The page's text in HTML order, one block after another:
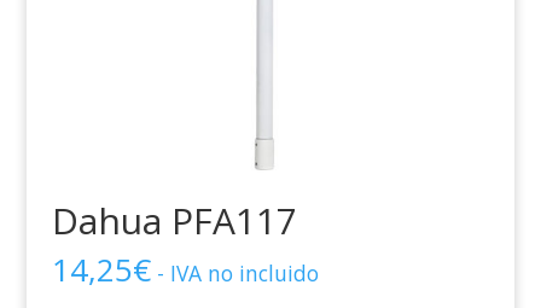
Dahua PFA117
14,25€ - IVA no incluido